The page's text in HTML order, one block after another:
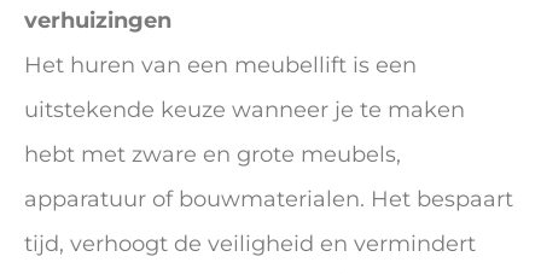
verhuizingen
Het huren van een meubellift is een
uitstekende keuze wanneer je te maken
hebt met zware en grote meubels,
apparatuur of bouwmaterialen. Het bespaart
tijd, verhoogt de veiligheid en vermindert